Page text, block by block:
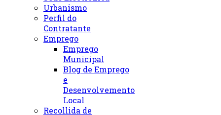
Urbanismo
Perfil do
Contratante
Emprego
Emprego
Municipal
Blog de Emprego
e
Desenvolvemento
Local
Recollida de